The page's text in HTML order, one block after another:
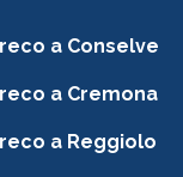
a Conselve
a Cremona
a Reggiolo